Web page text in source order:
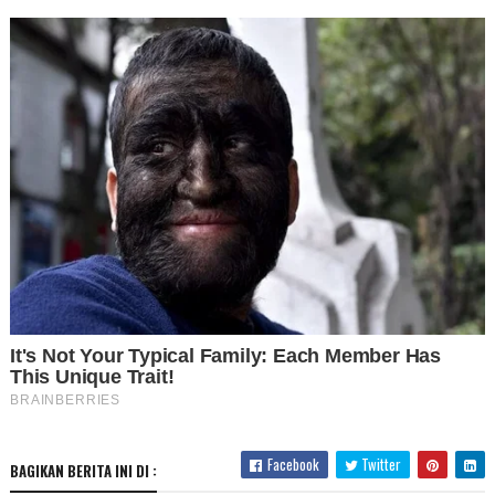
BAGIKAN BERITA INI DI : Facebook Twitter